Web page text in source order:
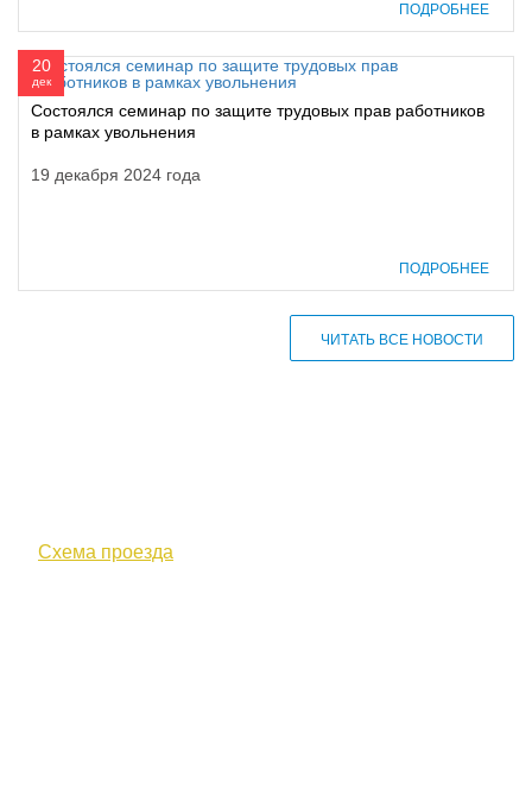
ПОДРОБНЕЕ
20
дек
Состоялся семинар по защите трудовых прав работников
в рамках увольнения
19 декабря 2024 года
ПОДРОБНЕЕ
ЧИТАТЬ ВСЕ НОВОСТИ
Схема проезда